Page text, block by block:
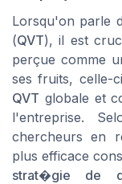
Lorsqu'on parle
(QVT), il est
perçue comme
ses fruits, celle-
QVT globale et
l'entreprise.
chercheurs en
plus efficace
strat�gie de